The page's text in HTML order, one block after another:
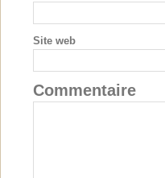
Site web
Commentaire